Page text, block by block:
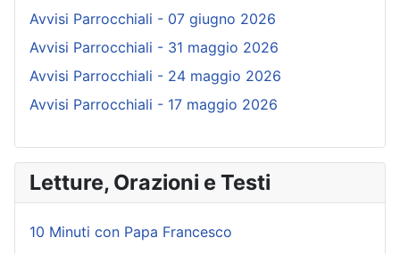
Avvisi Parrocchiali - 07 giugno 2026
Avvisi Parrocchiali - 31 maggio 2026
Avvisi Parrocchiali - 24 maggio 2026
Avvisi Parrocchiali - 17 maggio 2026
Letture, Orazioni e Testi
10 Minuti con Papa Francesco